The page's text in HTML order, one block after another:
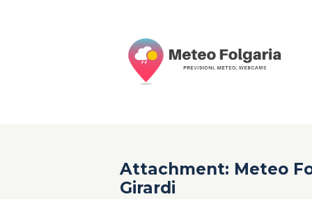
Attachment: Meteo
Girardi